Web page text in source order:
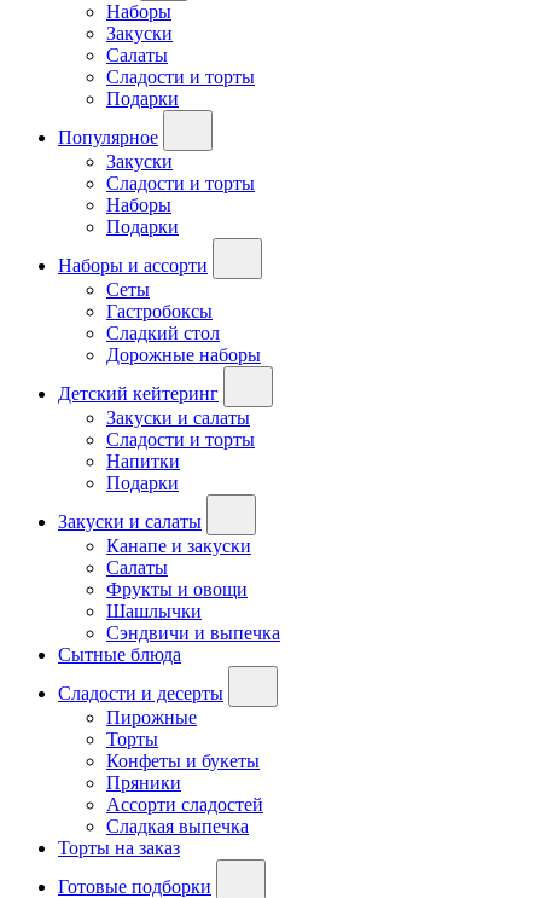
Наборы
Закуски
Салаты
Сладости и торты
Подарки
Популярное
Закуски
Сладости и торты
Наборы
Подарки
Наборы и ассорти
Сеты
Гастробоксы
Сладкий стол
Дорожные наборы
Детский кейтеринг
Закуски и салаты
Сладости и торты
Напитки
Подарки
Закуски и салаты
Канапе и закуски
Салаты
Фрукты и овощи
Шашлычки
Сэндвичи и выпечка
Сытные блюда
Сладости и десерты
Пирожные
Торты
Конфеты и букеты
Пряники
Ассорти сладостей
Сладкая выпечка
Торты на заказ
Готовые подборки